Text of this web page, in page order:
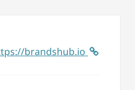
https://brandshub.io/